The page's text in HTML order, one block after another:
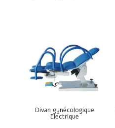
Divan gynécologique
Electrique